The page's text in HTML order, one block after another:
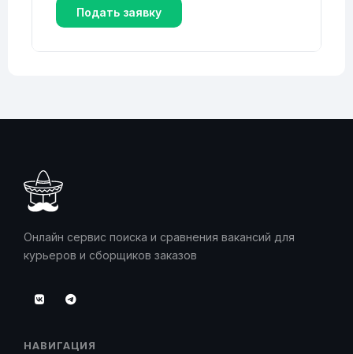
Подать заявку
Онлайн сервис поиска и сравнения вакансий для
курьеров и сборщиков заказов
НАВИГАЦИЯ